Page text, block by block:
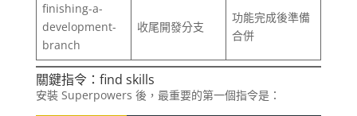
finishing-a-
development-
branch
收尾開發分支
功能完成後準備
合併
關鍵指令：find skills
安裝 Superpowers 後，最重要的第一個指令是：